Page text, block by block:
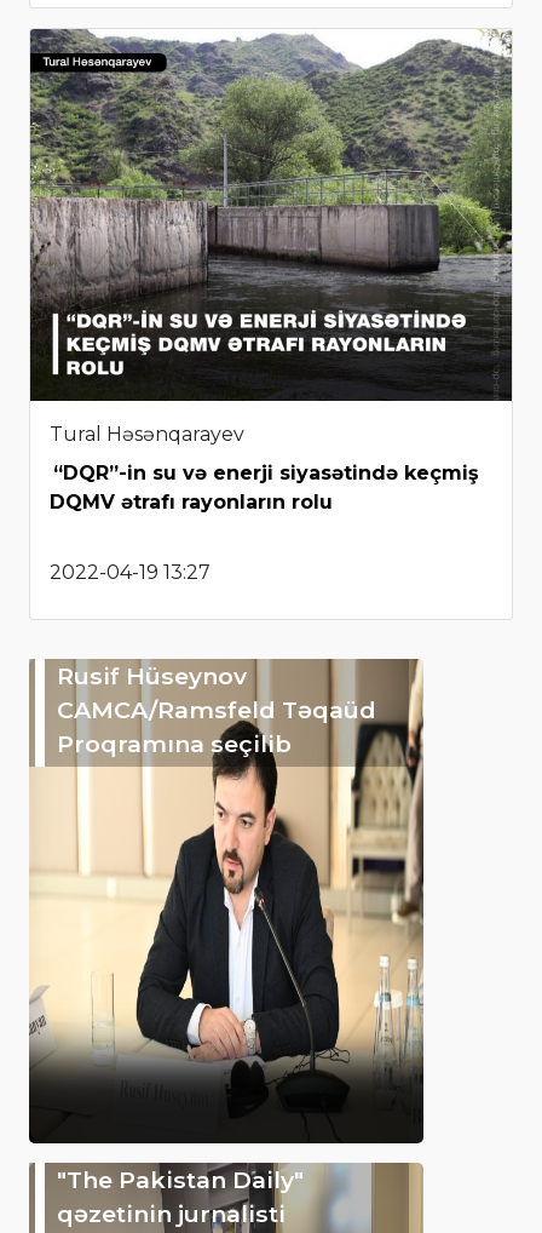
Tural Həsənqarayev
“DQR”-in su və enerji siyasətində keçmiş
DQMV ətrafı rayonların rolu
2022-04-19 13:27
Rusif Hüseynov
CAMCA/Ramsfeld Təqaüd
Proqramına seçilib
"The Pakistan Daily"
qəzetinin jurnalisti